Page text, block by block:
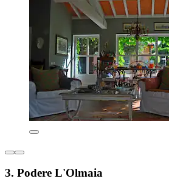
3. Podere L'Olmaia